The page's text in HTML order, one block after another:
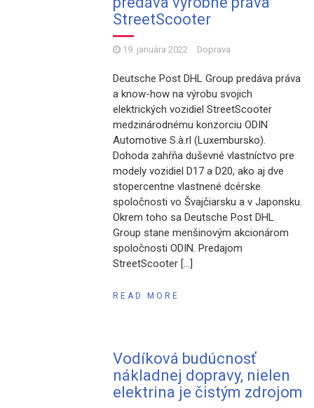
StreetScooter
19. januára 2022 Doprava
Deutsche Post DHL Group predáva práva
a know-how na výrobu svojich
elektrických vozidiel StreetScooter
medzinárodnému konzorciu ODIN
Automotive S.à.rl (Luxembursko).
Dohoda zahŕňa duševné vlastníctvo pre
modely vozidiel D17 a D20, ako aj dve
stopercentne vlastnené dcérske
spoločnosti vo Švajčiarsku a v Japonsku.
Okrem toho sa Deutsche Post DHL
Group stane menšinovým akcionárom
spoločnosti ODIN. Predajom
StreetScooter […]
READ MORE
Vodíková budúcnosť
nákladnej dopravy, nielen
elektrina je čistým zdrojom